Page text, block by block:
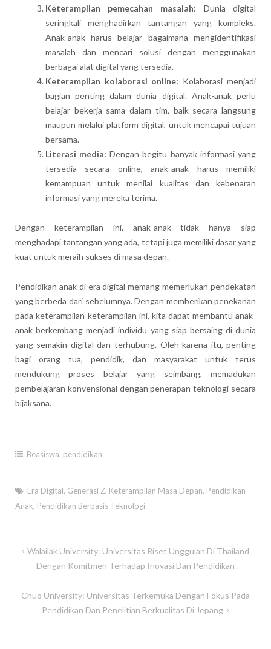
Keterampilan pemecahan masalah: Dunia digital
seringkali menghadirkan tantangan yang kompleks.
Anak-anak harus belajar bagaimana mengidentifikasi
masalah dan mencari solusi dengan menggunakan
berbagai alat digital yang tersedia.
Keterampilan kolaborasi online: Kolaborasi menjadi
bagian penting dalam dunia digital. Anak-anak perlu
belajar bekerja sama dalam tim, baik secara langsung
maupun melalui platform digital, untuk mencapai tujuan
bersama.
Literasi media: Dengan begitu banyak informasi yang
tersedia secara online, anak-anak harus memiliki
kemampuan untuk menilai kualitas dan kebenaran
informasi yang mereka terima.
Dengan keterampilan ini, anak-anak tidak hanya siap
menghadapi tantangan yang ada, tetapi juga memiliki dasar yang
kuat untuk meraih sukses di masa depan.
Pendidikan anak di era digital memang memerlukan pendekatan
yang berbeda dari sebelumnya. Dengan memberikan penekanan
pada keterampilan-keterampilan ini, kita dapat membantu anak-
anak berkembang menjadi individu yang siap bersaing di dunia
yang semakin digital dan terhubung. Oleh karena itu, penting
bagi orang tua, pendidik, dan masyarakat untuk terus
mendukung proses belajar yang seimbang, memadukan
pembelajaran konvensional dengan penerapan teknologi secara
bijaksana.
Beasiswa, pendidikan
Era Digital, Generasi Z, Keterampilan Masa Depan, Pendidikan
Anak, Pendidikan Berbasis Teknologi
Post
navigation
Walailak University: Universitas Riset Unggulan Di Thailand
Dengan Komitmen Terhadap Inovasi Dan Pendidikan
Chuo University: Universitas Terkemuka Dengan Fokus Pada
Pendidikan Dan Penelitian Berkualitas Di Jepang